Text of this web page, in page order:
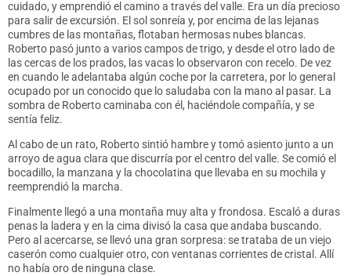
cuidado, y emprendió el camino a través del valle. Era un día precioso
para salir de excursión. El sol sonreía y, por encima de las lejanas
cumbres de las montañas, flotaban hermosas nubes blancas.
Roberto pasó junto a varios campos de trigo, y desde el otro lado de
las cercas de los prados, las vacas lo observaron con recelo. De vez
en cuando le adelantaba algún coche por la carretera, por lo general
ocupado por un conocido que lo saludaba con la mano al pasar. La
sombra de Roberto caminaba con él, haciéndole compañía, y se
sentía feliz.
Al cabo de un rato, Roberto sintió hambre y tomó asiento junto a un
arroyo de agua clara que discurría por el centro del valle. Se comió el
bocadillo, la manzana y la chocolatina que llevaba en su mochila y
reemprendió la marcha.
Finalmente llegó a una montaña muy alta y frondosa. Escaló a duras
penas la ladera y en la cima divisó la casa que andaba buscando.
Pero al acercarse, se llevó una gran sorpresa: se trataba de un viejo
caserón como cualquier otro, con ventanas corrientes de cristal. Allí
no había oro de ninguna clase.